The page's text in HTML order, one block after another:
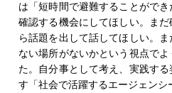
は「短時間で避難することがで
確認する機会にしてほしい。ま
ら話題を出して話してほしい。
ない場所がないかという視点で
た。自分事として考え、実践す
す「社会で活躍するエージェンシ